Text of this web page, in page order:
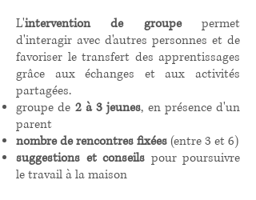
L'intervention de groupepermet
d'interagir avec d'autres personnes et de
favoriser le transfert des apprentissages
grâce aux échanges et aux activités
partagées.
groupe de 2 à 3 jeunes, en présence d'un
parent
nombre de rencontres fixées(entre 3 et 6)
suggestions et conseils pour poursuivre
le travail à la maison